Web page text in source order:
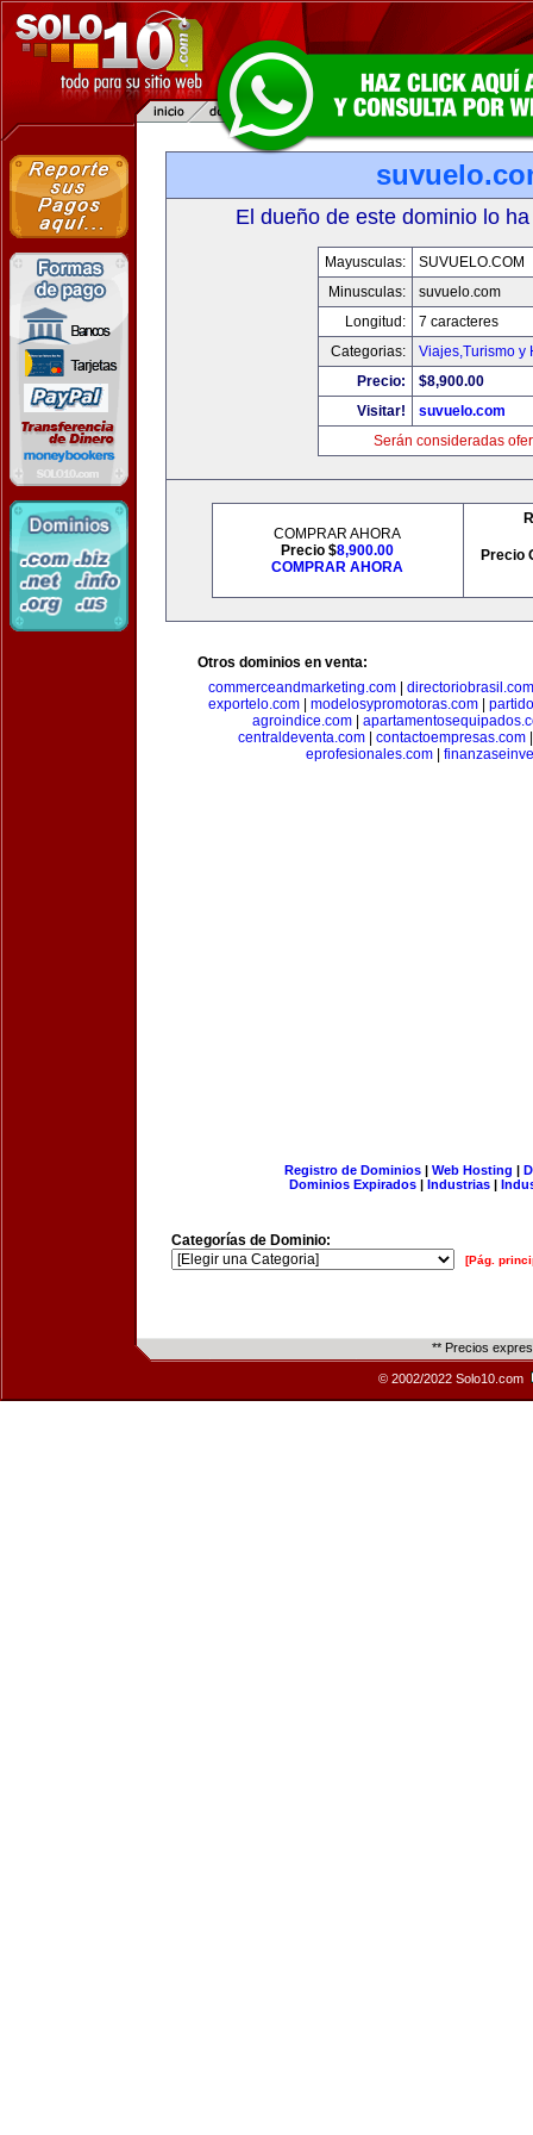
El dueño de este dominio lo
Mayusculas:
SUVUELO.COM
Minusculas:
suvuelo.com
Longitud:
7 caracteres
Categorias:
Viajes,Turismo y
Precio:
$8,900.00
Visitar!
suvuelo.com
Serán consideradas
COMPRAR AHORA
Precio $8,900.00
COMPRAR AHORA
Precio
Otros dominios en venta:
commerceandmarketing.com| directoriobrasil.com
exportelo.com
modelosypromotoras.com
agroindice.com
centraldeventa.com
contactoempresas.com
eprofesionales.com
Registro de Dominios| Web Hosting |
Dominios Expirados | Industrias |
Categorías de Dominio:
[Pág.
** Precios
© 2002/2022 Solo10.com